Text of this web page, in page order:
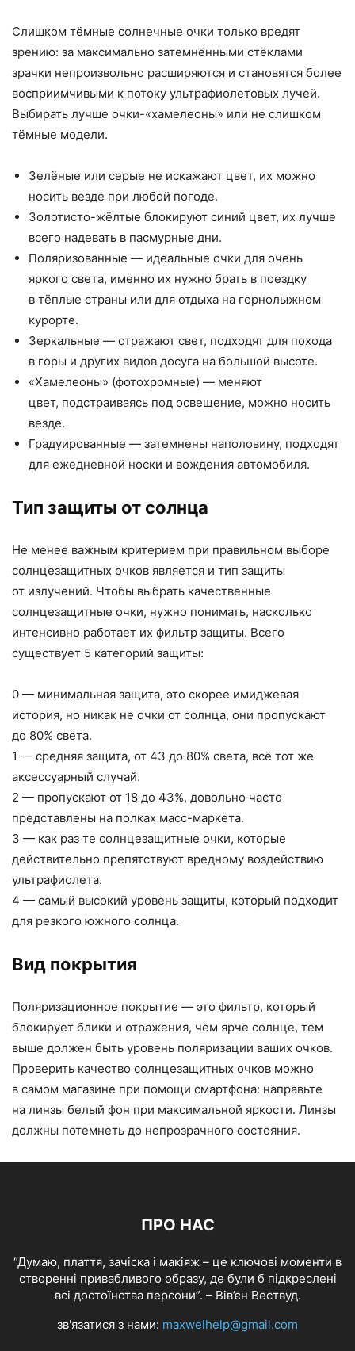
Слишком тёмные солнечные очки только вредят
зрению: за максимально затемнёнными стёклами
зрачки непроизвольно расширяются и становятся более
восприимчивыми к потоку ультрафиолетовых лучей.
Выбирать лучше очки-«хамелеоны» или не слишком
тёмные модели.
Зелёные или серые не искажают цвет, их можно
носить везде при любой погоде.
Золотисто-жёлтые блокируют синий цвет, их лучше
всего надевать в пасмурные дни.
Поляризованные — идеальные очки для очень
яркого света, именно их нужно брать в поездку
в тёплые страны или для отдыха на горнолыжном
курорте.
Зеркальные — отражают свет, подходят для похода
в горы и других видов досуга на большой высоте.
«Хамелеоны» (фотохромные) — меняют
цвет, подстраиваясь под освещение, можно носить
везде.
Градуированные — затемнены наполовину, подходят
для ежедневной носки и вождения автомобиля.
Тип защиты от солнца
Не менее важным критерием при правильном выборе
солнцезащитных очков является и тип защиты
от излучений. Чтобы выбрать качественные
солнцезащитные очки, нужно понимать, насколько
интенсивно работает их фильтр защиты. Всего
существует 5 категорий защиты:
0 — минимальная защита, это скорее имиджевая
история, но никак не очки от солнца, они пропускают
до 80% света.
1 — средняя защита, от 43 до 80% света, всё тот же
аксессуарный случай.
2 — пропускают от 18 до 43%, довольно часто
представлены на полках масс-маркета.
3 — как раз те солнцезащитные очки, которые
действительно препятствуют вредному воздействию
ультрафиолета.
4 — самый высокий уровень защиты, который подходит
для резкого южного солнца.
Вид покрытия
Поляризационное покрытие — это фильтр, который
блокирует блики и отражения, чем ярче солнце, тем
выше должен быть уровень поляризации ваших очков.
Проверить качество солнцезащитных очков можно
в самом магазине при помощи смартфона: направьте
на линзы белый фон при максимальной яркости. Линзы
должны потемнеть до непрозрачного состояния.
ПРО НАС
“Думаю, плаття, зачіска і макіяж – це ключові моменти в
створенні привабливого образу, де були б підкреслені
всі достоїнства персони”. – Вів’єн Вествуд.
зв'язатися з нами: maxwelhelp@gmail.com